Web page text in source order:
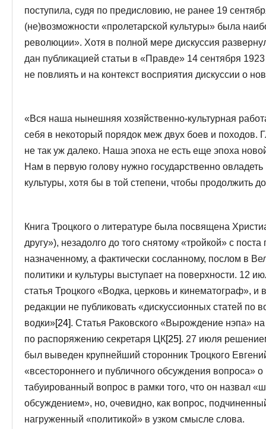
поступила, судя по предисловию, не ранее 19
(не)возможности «пролетарской культуры» была
революции». Хотя в полной мере дискуссия
дан публикацией статьи в «Правде» 14 сентября
не повлиять и на контекст восприятия дискуссии о
«Вся наша нынешняя хозяйственно-культурная
себя в некоторый порядок меж двух боев и походов.
не так уж далеко. Наша эпоха не есть еще эпоха
Нам в первую голову нужно государственно
культуры, хотя бы в той степени, чтобы продолжить
Книга Троцкого о литературе была посвящена
другу»), незадолго до того снятому «тройкой» с
назначенному, а фактически сосланному, послом в
политики и культуры выступает на поверхности. 12
статья Троцкого «Водка, церковь и кинематограф»,
редакции не публиковать «дискуссионных статей по
водки»[24]. Статья Раковского «Вырождение нэпа»
по распоряжению секретаря ЦК[25]. 27 июля
был выведен крупнейший сторонник Троцкого
«всестороннего и публичного обсуждения вопроса» о
табуированный вопрос в рамки того, что он назвал
обсуждением», но, очевидно, как вопрос,
нагруженный «политикой» в узком смысле слова.